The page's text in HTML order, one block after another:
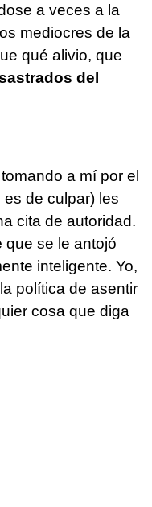
a veces a la
mediocres de la
qué alivio, que
del
a mí por el
de culpar) les
cita de autoridad.
que se le antojó
inteligente. Yo,
política de asentir
cosa que diga